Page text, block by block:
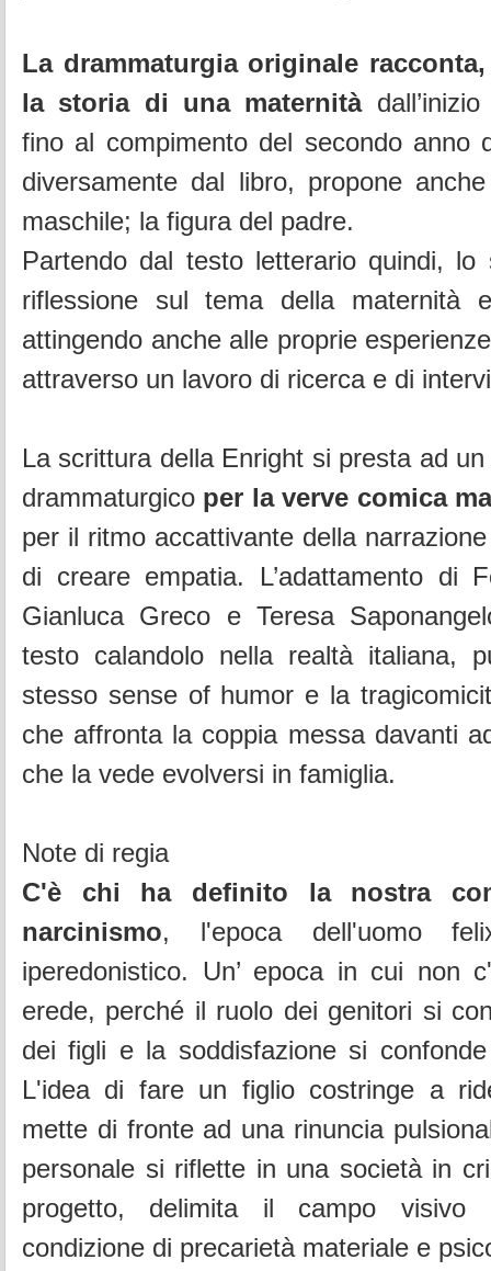
La drammaturgia originale
la storia di una maternitàdall’inizio
fino al compimento del secondo anno
diversamente dal libro, propone
maschile; la figura del padre.
Partendo dal testo letterario quindi, lo
riflessione sul tema della maternità
attingendo anche alle proprie
attraverso un lavoro di ricerca e di
La scrittura della Enright si presta ad
drammaturgico per la verve comica
per il ritmo accattivante della
di creare empatia. L’adattamento di
Gianluca Greco e Teresa
testo calandolo nella realtà italiana,
stesso sense of humor e la
che affronta la coppia messa davanti
che la vede evolversi in famiglia.
Note di regia
C'è chi ha definito la nostra
narcinismo, l'epoca dell'uomo
iperedonistico. Un’ epoca in cui non
erede, perché il ruolo dei genitori si
dei figli e la soddisfazione si
L'idea di fare un figlio costringe a
mette di fronte ad una rinuncia
personale si riflette in una società in
progetto, delimita il campo visivo
condizione di precarietà materiale e